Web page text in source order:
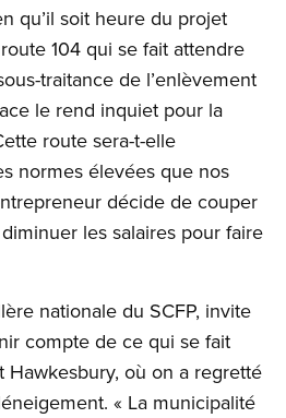
qu’il soit heure du projet
104 qui se fait attendre
traitance de l’enlèvement
le rend inquiet pour la
route sera-t-elle
normes élevées que nos
décide de couper
les salaires pour faire
nationale du SCFP, invite
compte de ce qui se fait
Hawkesbury, où on a regretté
« La municipalité